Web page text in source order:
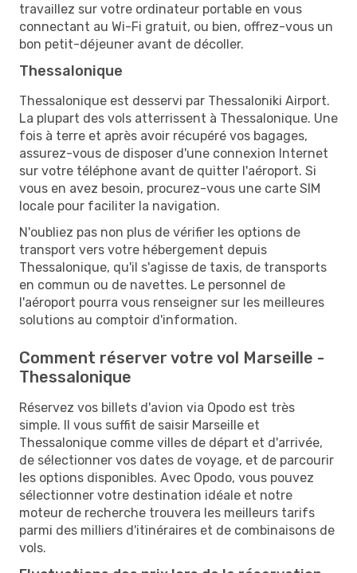
travaillez sur votre ordinateur portable en vous
connectant au Wi-Fi gratuit, ou bien, offrez-vous un
bon petit-déjeuner avant de décoller.
Thessalonique
Thessalonique est desservi par Thessaloniki Airport.
La plupart des vols atterrissent à Thessalonique. Une
fois à terre et après avoir récupéré vos bagages,
assurez-vous de disposer d'une connexion Internet
sur votre téléphone avant de quitter l'aéroport. Si
vous en avez besoin, procurez-vous une carte SIM
locale pour faciliter la navigation.
N'oubliez pas non plus de vérifier les options de
transport vers votre hébergement depuis
Thessalonique, qu'il s'agisse de taxis, de transports
en commun ou de navettes. Le personnel de
l'aéroport pourra vous renseigner sur les meilleures
solutions au comptoir d'information.
Comment réserver votre vol Marseille -
Thessalonique
Réservez vos billets d'avion via Opodo est très
simple. Il vous suffit de saisir Marseille et
Thessalonique comme villes de départ et d'arrivée,
de sélectionner vos dates de voyage, et de parcourir
les options disponibles. Avec Opodo, vous pouvez
sélectionner votre destination idéale et notre
moteur de recherche trouvera les meilleurs tarifs
parmi des milliers d'itinéraires et de combinaisons de
vols.